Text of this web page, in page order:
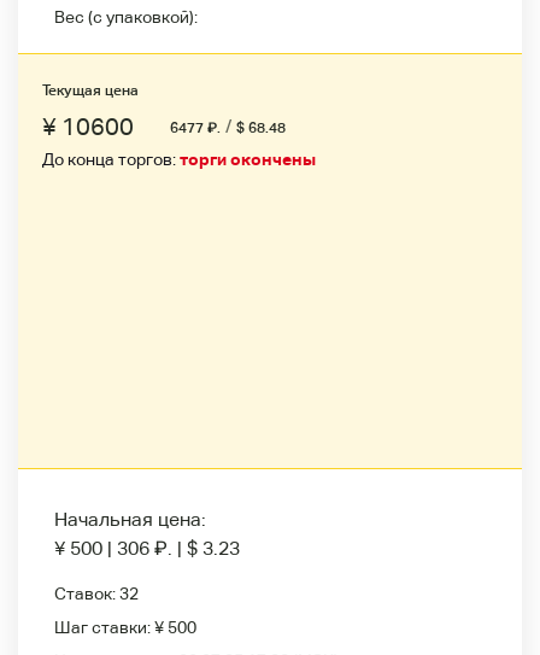
Вес (с упаковкой):
Текущая цена
¥ 10600 6477 ₽. / $ 68.48
До конца торгов:торги окончены
Начальная цена:
¥ 500 | 306 ₽. | $ 3.23
Ставок:32
Шаг ставки:¥ 500